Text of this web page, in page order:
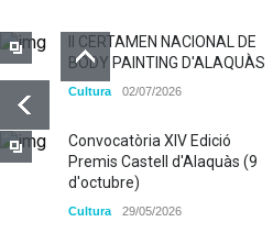
II CERTAMEN NACIONAL DE
BODY PAINTING D'ALAQUÀS
Cultura 02/07/2026
Convocatòria XIV Edició
Premis Castell d'Alaquàs (9
d'octubre)
Cultura 29/05/2026